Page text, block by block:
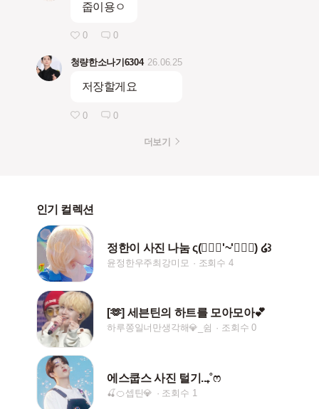
줍이용ㅇ
0 0
청량한소나기6304 26.06.25
저장할게요
0 0
더보기
인기 컬렉션
정한이 사진 나눔 ς(๑⃙⃘'~'๑⃙⃘) ໒꒱
윤정한우주최강미모 조회수 4
[🫶] 세븐틴의 하트를 모아모아💕
하루쫑일너만생각해💎_쉼 조회수 0
에스쿱스 사진 털기..₊˚ෆ
🍒🍊셉틴💎 조회수 1